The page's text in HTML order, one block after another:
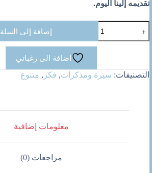
تقديمه إلينا اليوم.
مفكرون
عظماء
إضافة إلى السلة
اضافة الى رغباتي
التصنيفات: سيرة ومذكرات, فكر , متنوع
معلومات إضافية
مراجعات (0)